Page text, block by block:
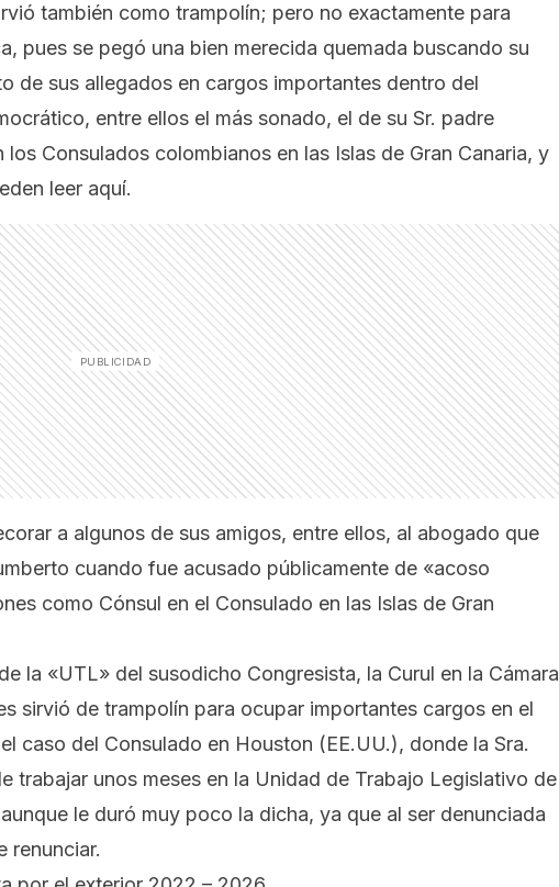
también como trampolín; pero no exactamente para
pues se pegó una bien merecida quemada buscando su
de sus allegados en cargos importantes dentro del
entre ellos el más sonado, el de su Sr. padre
Consulados colombianos en las Islas de Gran Canaria, y
leer aquí.
a algunos de sus amigos, entre ellos, al abogado que
cuando fue acusado públicamente de «acoso
como Cónsul en el Consulado en las Islas de Gran
la «UTL» del susodicho Congresista, la Curul en la Cámara
sirvió de trampolín para ocupar importantes cargos en el
caso del Consulado en Houston (EE.UU.), donde la Sra.
trabajar unos meses en la Unidad de Trabajo Legislativo de
le duró muy poco la dicha, ya que al ser denunciada
renunciar.